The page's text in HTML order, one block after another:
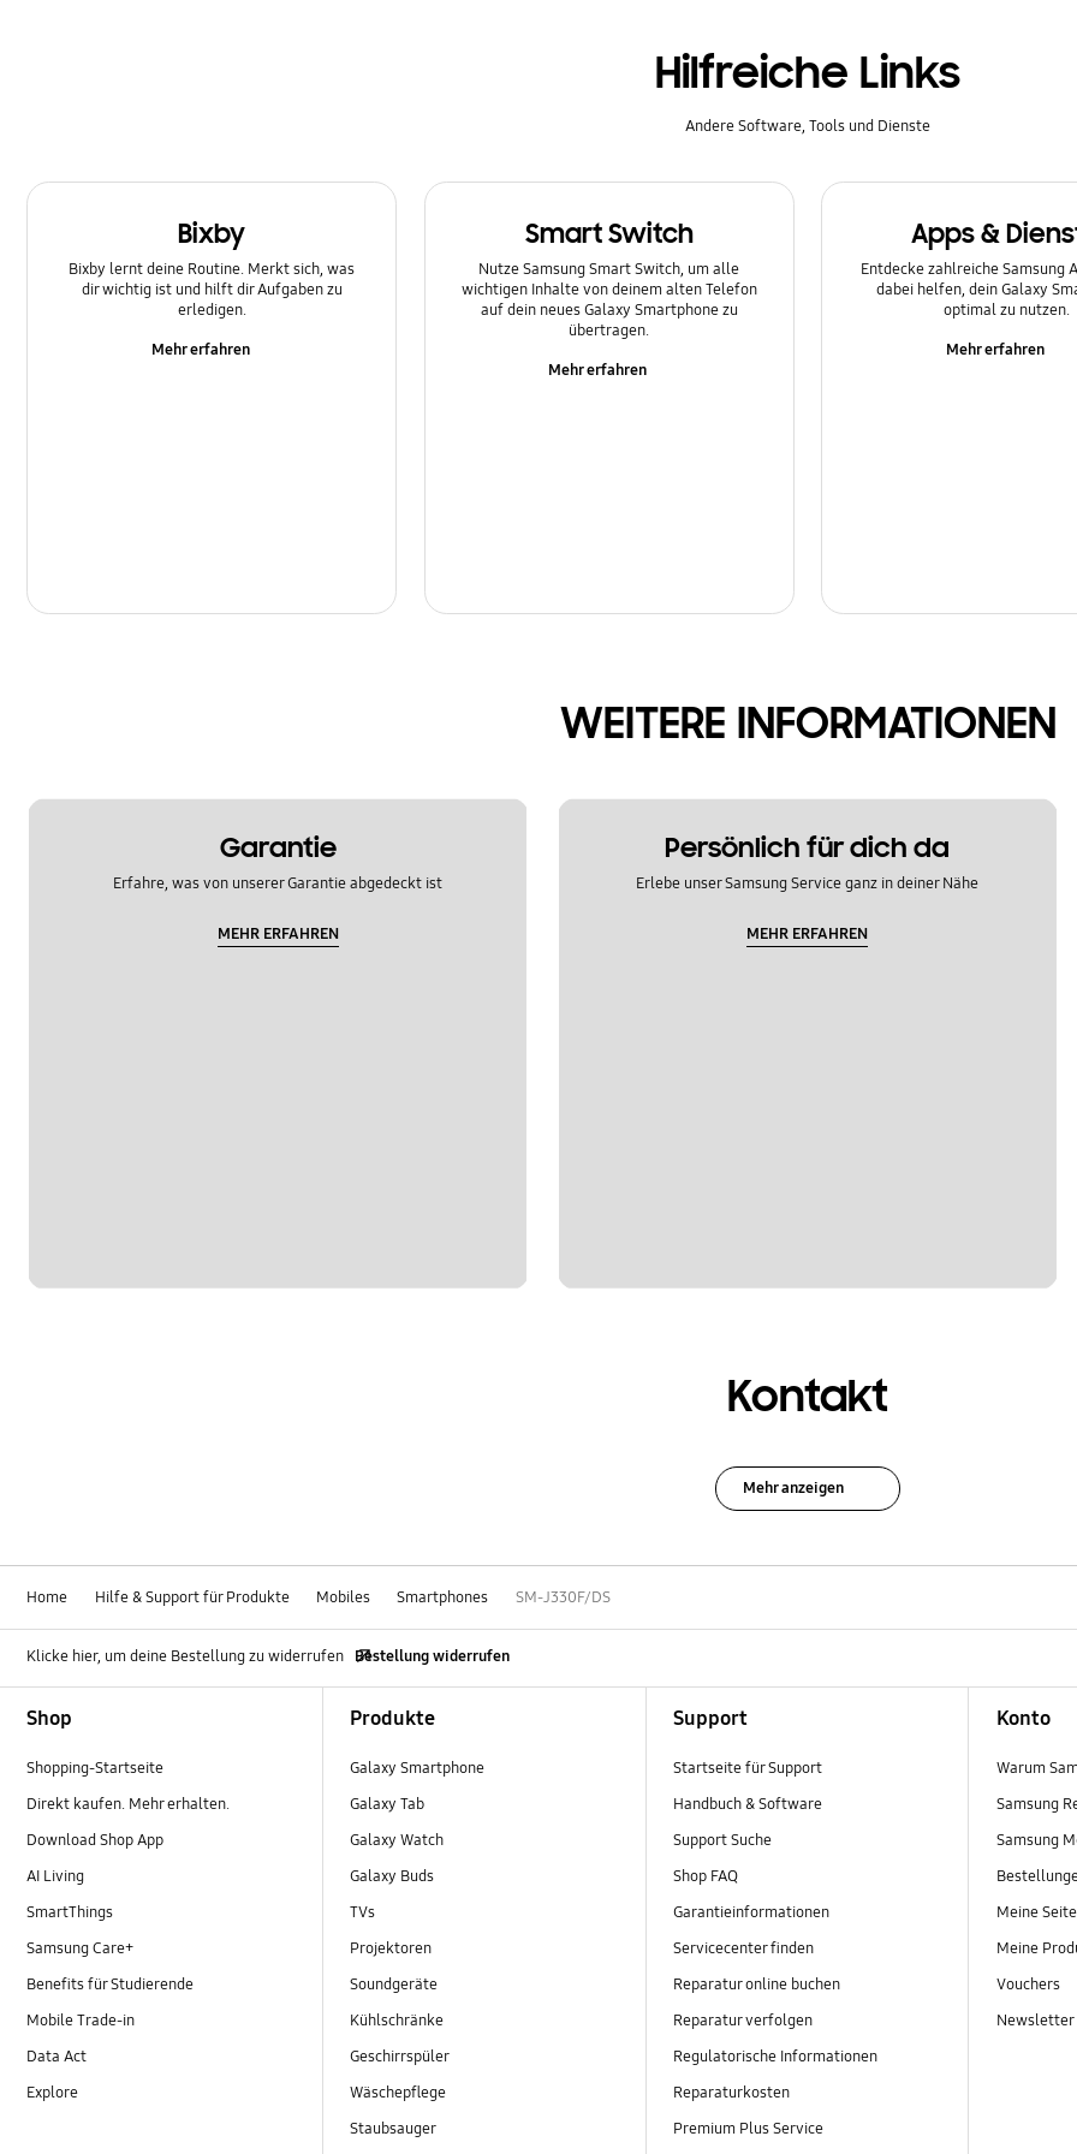
Software-Upgrade
Hilfreiche Links
Andere Software, Tools und Dienste
Bixby
Bixby lernt deine Routine. Merkt sich, was
dir wichtig ist und hilft dir Aufgaben zu
erledigen.
Mehr erfahren
Smart Switch
Nutze Samsung Smart Switch, um alle
wichtigen Inhalte von deinem alten Telefon
auf dein neues Galaxy Smartphone zu
übertragen.
Mehr erfahren
Apps &
Entdecke zahlreiche Samsung
dabei helfen, dein Galaxy
optimal zu nutzen.
Mehr erfahren
WEITERE INFORMATIONEN
Garantie
Erfahre, was von unserer Garantie abgedeckt ist
MEHR ERFAHREN
Persönlich für dich da
Erlebe unser Samsung Service ganz in deiner Nähe
MEHR ERFAHREN
Kontakt
Mehr anzeigen
Home Hilfe & Support für Produkte Mobiles Smartphones SM-J330F/DS
Klicke hier, um deine Bestellung zu widerrufen Bestellung widerrufen
Shop
Shopping-Startseite
Direkt kaufen. Mehr erhalten.
Download Shop App
AI Living
SmartThings
Samsung Care+
Benefits für Studierende
Mobile Trade-in
Data Act
Explore
Produkte
Galaxy Smartphone
Galaxy Tab
Galaxy Watch
Galaxy Buds
TVs
Projektoren
Soundgeräte
Kühlschränke
Geschirrspüler
Wäschepflege
Staubsauger
Support
Startseite für Support
Handbuch & Software
Support Suche
Shop FAQ
Garantieinformationen
Servicecenter finden
Reparatur online buchen
Reparatur verfolgen
Regulatorische Informationen
Reparaturkosten
Premium Plus Service
Konto
Warum
Samsung
Samsung
Meine Seite
Meine
Vouchers
Newsletter